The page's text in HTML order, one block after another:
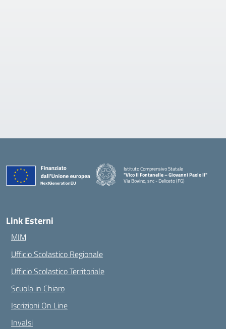
Istituto Comprensivo Statale
"Vico II Fontanelle – Giovanni Paolo II"
Via Bovino, snc - Deliceto (FG)
Link Esterni
MIM
Ufficio Scolastico Regionale
Ufficio Scolastico Territoriale
Scuola in Chiaro
Iscrizioni On Line
Invalsi